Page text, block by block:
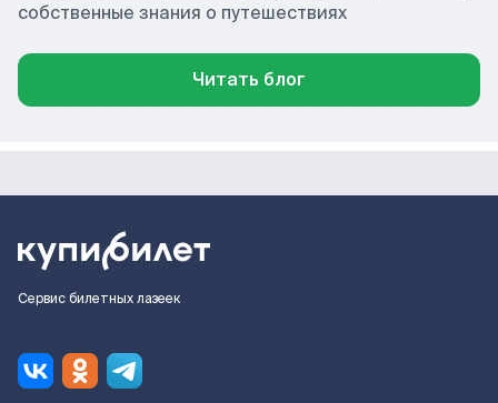
собственные знания о путешествиях
Читать блог
Сервис билетных лазеек